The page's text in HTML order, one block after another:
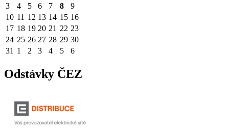
3
4 5 6 7 8
9
10 11 12 13 14 15 16
17 18 19 20 21 22 23
24 25 26 27 28 29 30
31 1 2 3 4 5 6
Odstávky ČEZ